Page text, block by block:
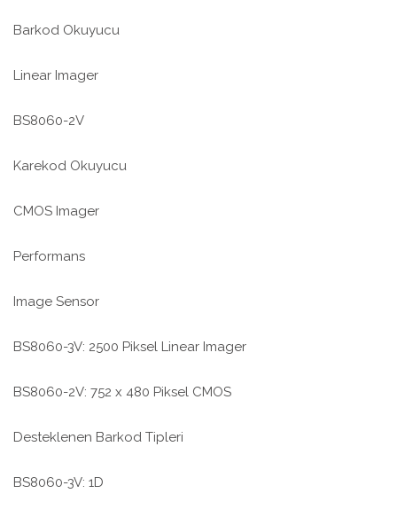
Barkod Okuyucu
Linear Imager
BS8060-2V
Karekod Okuyucu
CMOS Imager
Performans
Image Sensor
BS8060-3V: 2500 Piksel Linear Imager
BS8060-2V: 752 x 480 Piksel CMOS
Desteklenen Barkod Tipleri
BS8060-3V: 1D